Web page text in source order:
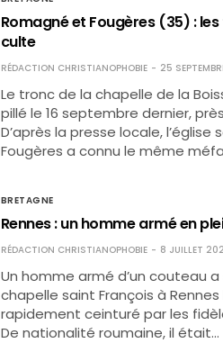
Romagné et Fougères (35) :
culte
RÉDACTION CHRISTIANOPHOBIE 25
Le tronc de la chapelle de la
pillé le 16 septembre dernier,
D’après la presse locale,
Fougères a connu le même
BRETAGNE
Rennes : un homme armé en
RÉDACTION CHRISTIANOPHOBIE 8 JUILLET
Un homme armé d’un couteau
chapelle saint François à
rapidement ceinturé par les
De nationalité roumaine, il était…